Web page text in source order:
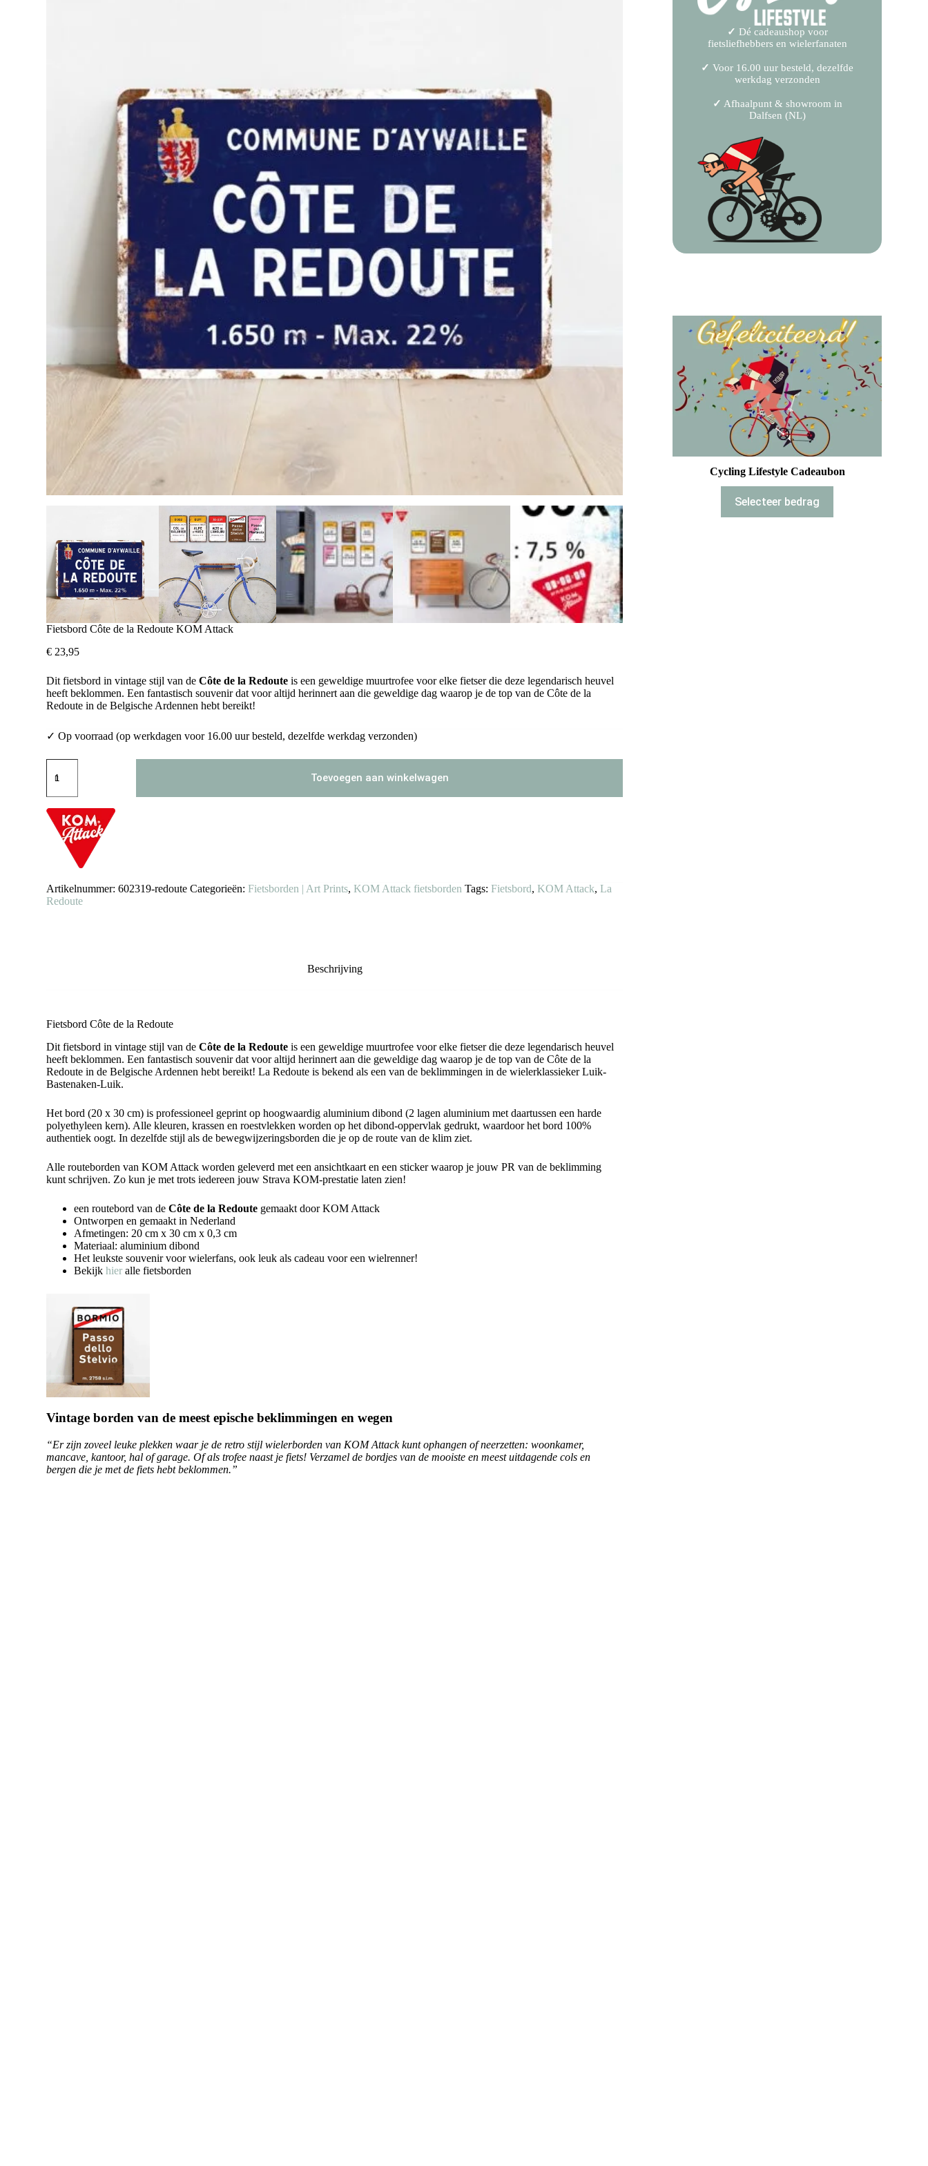
Fietsbord Côte de la Redoute KOM Attack
€ 23,95
Dit fietsbord in vintage stijl van deCôte de la Redouteis een geweldige muurtrofee voor elke fietser die deze legendarisch heuvel
heeft beklommen. Een fantastisch souvenir dat voor altijd herinnert aan die geweldige dag waarop je de top van de Côte de la
Redoute in de Belgische Ardennen hebt bereikt!
✓ Op voorraad (op werkdagen voor 16.00 uur besteld, dezelfde werkdag verzonden)
Côte
la
Redoute
KOM
Attack
aantal
Toevoegen aan winkelwagen
Artikelnummer:602319-redoute Categorieën:Fietsborden | Art Prints,KOM Attack fietsborden Tags:Fietsbord,KOM Attack,La
Redoute
Beschrijving
Fietsbord Côte de la Redoute
Dit fietsbord in vintage stijl van deCôte de la Redouteis een geweldige muurtrofee voor elke fietser die deze legendarisch heuvel
heeft beklommen. Een fantastisch souvenir dat voor altijd herinnert aan die geweldige dag waarop je de top van de Côte de la
Redoute in de Belgische Ardennen hebt bereikt! La Redoute is bekend als een van de beklimmingen in de wielerklassieker Luik-
Bastenaken-Luik.
Het bord (20 x 30 cm) is professioneel geprint op hoogwaardig aluminium dibond (2 lagen aluminium met daartussen een harde
polyethyleen kern). Alle kleuren, krassen en roestvlekken worden op het dibond-oppervlak gedrukt, waardoor het bord 100%
authentiek oogt. In dezelfde stijl als de bewegwijzeringsborden die je op de route van de klim ziet.
Alle routeborden van KOM Attack worden geleverd met een ansichtkaart en een sticker waarop je jouw PR van de beklimming
kunt schrijven. Zo kun je met trots iedereen jouw Strava KOM-prestatie laten zien!
een routebord van deCôte de la Redoute gemaakt door KOM Attack
Ontworpen en gemaakt in Nederland
Afmetingen: 20 cm x 30 cm x 0,3 cm
Materiaal: aluminium dibond
Het leukste souvenir voor wielerfans, ook leuk als cadeau voor een wielrenner!
Bekijkhier alle fietsborden
Vintage borden van de meest epische beklimmingen en wegen
“Er zijn zoveel leuke plekken waar je de retro stijl wielerborden van KOM Attack kunt ophangen of neerzetten: woonkamer,
mancave, kantoor, hal of garage. Of als trofee naast je fiets! Verzamel de bordjes van de mooiste en meest uitdagende cols en
bergen die je met de fiets hebt beklommen.”
✓ Dé cadeaushop voor
fietsliefhebbers en wielerfanaten
✓ Voor 16.00 uur besteld, dezelfde
werkdag verzonden
✓ Afhaalpunt & showroom in
Dalfsen (NL)
Cycling Lifestyle Cadeaubon
Selecteer bedrag